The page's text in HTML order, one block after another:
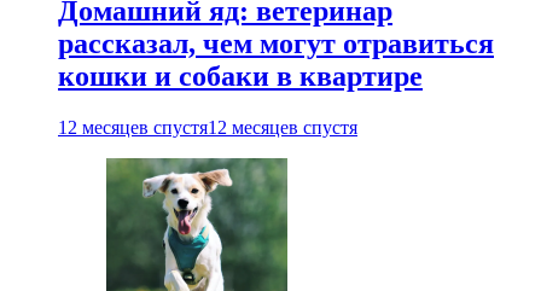
Домашний яд: ветеринар
рассказал, чем могут отравиться
кошки и собаки в квартире
12 месяцев спустя12 месяцев спустя